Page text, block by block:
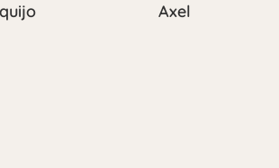
Axel